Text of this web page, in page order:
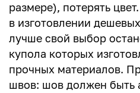
размере), потерять
в изготовлении
лучше свой выбор
купола которых
прочных материалов.
швов: шов должен быть